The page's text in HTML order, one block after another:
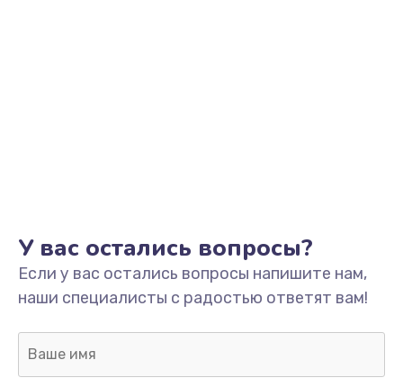
Замена аккумулятора
620 руб.
Заказать
Замена клавиатуры
У вас остались вопросы?
Если у вас остались вопросы напишите нам,
наши специалисты с радостью ответят вам!